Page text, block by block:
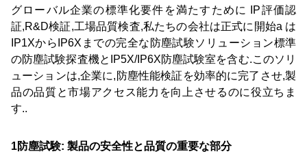
グローバル企業の標準化要件を満たすために IP評価認
証,R&D検証,工場品質検査,私たちの会社は正式に開始a は
IP1XからIP6Xまでの完全な防塵試験ソリューション標準
の防塵試験探査機とIP5X/IP6X防塵試験室を含む.このソリ
ューションは,企業に,防塵性能検証を効率的に完了させ,製
品の品質と市場アクセス能力を向上させるのに役立ちま
す..
1防塵試験: 製品の安全性と品質の重要な部分